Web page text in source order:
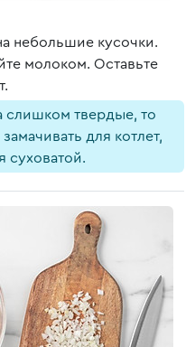
небольшие кусочки.
молоком. Оставьте
слишком твердые, то
для котлет,
суховатой.